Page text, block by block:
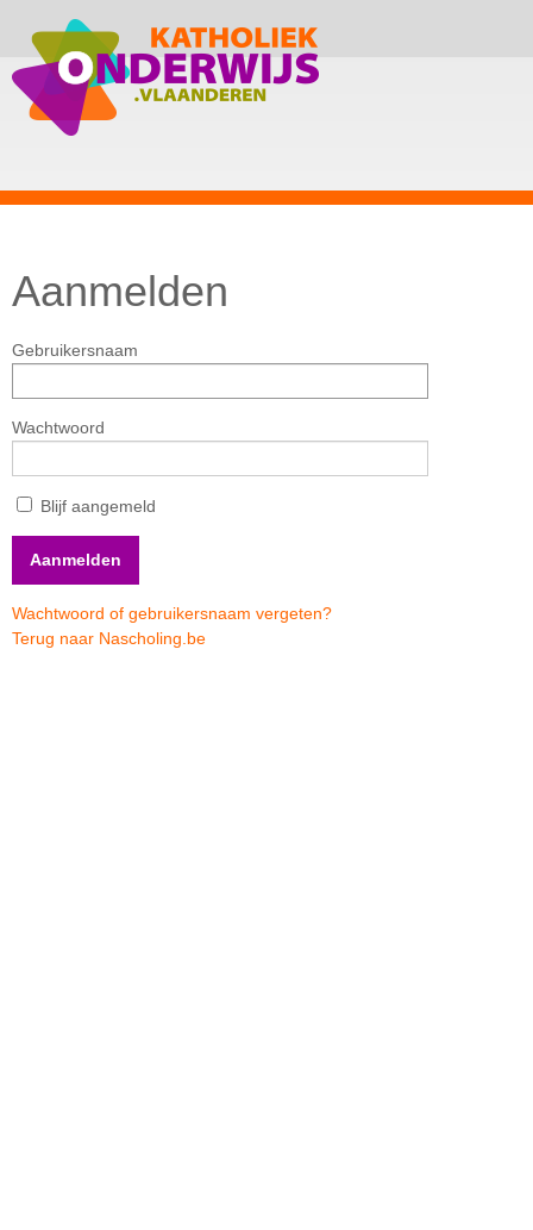
Aanmelden
Gebruikersnaam
Wachtwoord
Blijf aangemeld
Wachtwoord of gebruikersnaam vergeten?
Terug naar Nascholing.be